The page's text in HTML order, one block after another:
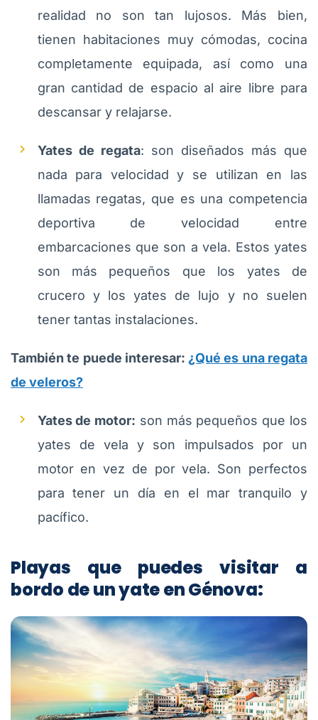
realidad no son tan lujosos. Más bien,
tienen habitaciones muy cómodas, cocina
completamente equipada, así como una
gran cantidad de espacio al aire libre para
descansar y relajarse.
Yates de regata: son diseñados más que
nada para velocidad y se utilizan en las
llamadas regatas, que es una competencia
deportiva de velocidad entre
embarcaciones que son a vela. Estos yates
son más pequeños que los yates de
crucero y los yates de lujo y no suelen
tener tantas instalaciones.
También te puede interesar: ¿Qué es una regata
de veleros?
Yates de motor: son más pequeños que los
yates de vela y son impulsados por un
motor en vez de por vela. Son perfectos
para tener un día en el mar tranquilo y
pacífico.
Playas que puedes visitar a
bordo de un yate en Génova: